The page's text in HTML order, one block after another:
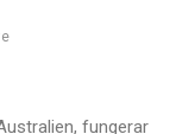
fungerar